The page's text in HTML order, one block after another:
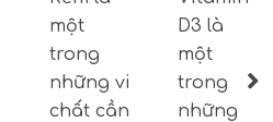
một
trong
những vi
chất cần
D3 là
một
trong
những